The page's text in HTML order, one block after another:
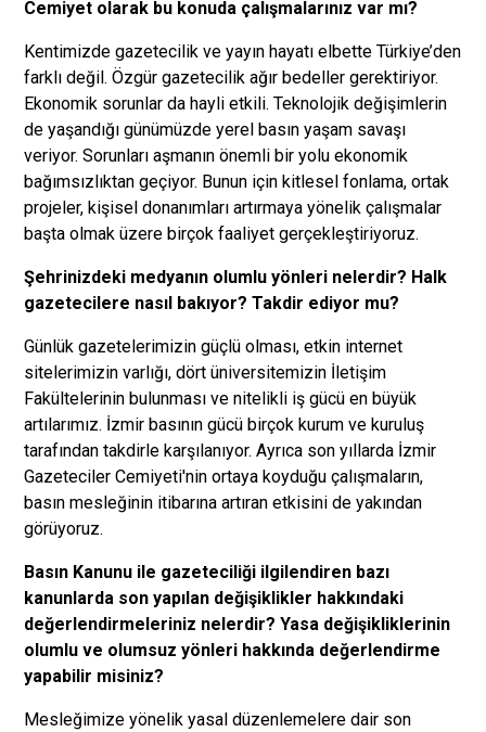
Cemiyet olarak bu konuda çalışmalarınız var mı?
Kentimizde gazetecilik ve yayın hayatı elbette Türkiye’den
farklı değil. Özgür gazetecilik ağır bedeller gerektiriyor.
Ekonomik sorunlar da hayli etkili. Teknolojik değişimlerin
de yaşandığı günümüzde yerel basın yaşam savaşı
veriyor. Sorunları aşmanın önemli bir yolu ekonomik
bağımsızlıktan geçiyor. Bunun için kitlesel fonlama, ortak
projeler, kişisel donanımları artırmaya yönelik çalışmalar
başta olmak üzere birçok faaliyet gerçekleştiriyoruz.
Şehrinizdeki medyanın olumlu yönleri nelerdir? Halk
gazetecilere nasıl bakıyor? Takdir ediyor mu?
Günlük gazetelerimizin güçlü olması, etkin internet
sitelerimizin varlığı, dört üniversitemizin İletişim
Fakültelerinin bulunması ve nitelikli iş gücü en büyük
artılarımız. İzmir basının gücü birçok kurum ve kuruluş
tarafından takdirle karşılanıyor. Ayrıca son yıllarda İzmir
Gazeteciler Cemiyeti'nin ortaya koyduğu çalışmaların,
basın mesleğinin itibarına artıran etkisini de yakından
görüyoruz.
Basın Kanunu ile gazeteciliği ilgilendiren bazı
kanunlarda son yapılan değişiklikler hakkındaki
değerlendirmeleriniz nelerdir? Yasa değişikliklerinin
olumlu ve olumsuz yönleri hakkında değerlendirme
yapabilir misiniz?
Mesleğimize yönelik yasal düzenlemelere dair son